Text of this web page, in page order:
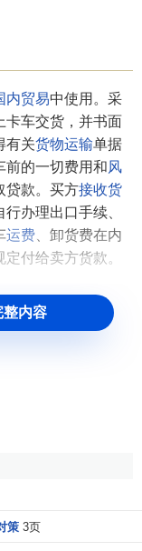
内贸易中使用。采
卡车交货，并书面
有关货物运输单据
前的一切费用和风
贷款。买方接收货
行办理出口手续、
运费 、卸货费在内
定付给卖方货款。
内容
策 3页